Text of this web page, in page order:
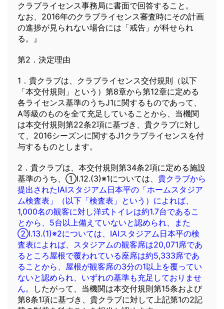
クラブライセンス事務局に書面で回答すること。
なお、2016年のクラブライセンス審査時にその計画
の進捗が見られない場合には「戒告」が科せられ
る。』
第2．決定理由
1．貴クラブは、クラブライセンス交付規則（以下
「本交付規則」という）第8章から第12章に定める
各ライセンス基準のうちJ1に関するものであって、
A等級のものを全て充足していることから、当機関
は本交付規則第22条2項に基づき、貴クラブに対し
て、2016シーズンに関するJ1クラブライセンスを付
与するものとします。
2．貴クラブは、本交付規則第34条2項に定める施設
基準のうち、①I.12.(3)※1については、 貴クラブから
提出されたIAIスタジアム日本平の「ホームスタジア
ム検査表」（以下「検査表」という）によれば、
1,000名の観客に対し洋式トイレは約1.7台であるこ
とから、5台以上備えていないと認められ、また
②I.13.(1)※2については、IAIスタジアム日本平の検
査表によれば、スタジアムの観客席は20,071席であ
るところ屋根で覆われている座席は約5,333席であ
ることから、屋根が観客席の3分の1以上を覆ってい
ないと認められ、いずれの基準も充足しておりませ
ん。
したがって、当機関は本交付規則第15条および
第8条1項に基づき、貴クラブに対して上記第1の2記